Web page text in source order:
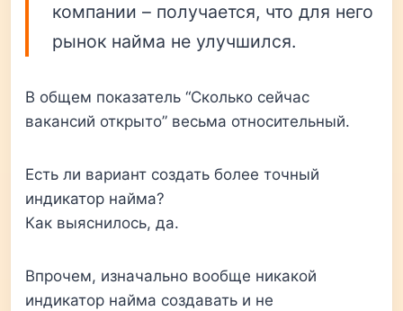
компании – получается, что для него
рынок найма не улучшился.
В общем показатель “Сколько сейчас
вакансий открыто” весьма относительный.
Есть ли вариант создать более точный
индикатор найма?
Как выяснилось, да.
Впрочем, изначально вообще никакой
индикатор найма создавать и не